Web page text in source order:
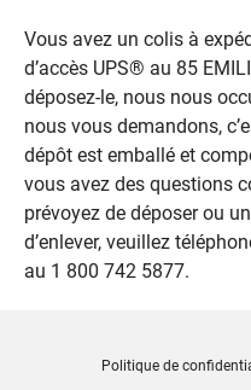
Vous avez un colis à
d’accès UPS® au 85
déposez-le, nous nous
nous vous demandons,
dépôt est emballé et
vous avez des questions
prévoyez de déposer ou
d’enlever, veuillez
au 1 800 742 5877.
Politique de